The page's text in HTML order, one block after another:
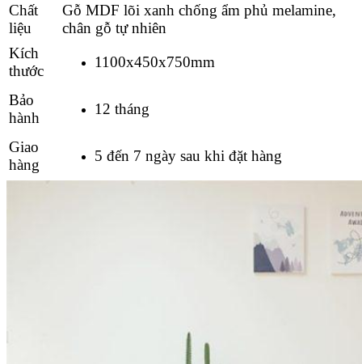
Chất
liệu
Gỗ MDF lõi xanh chống ẩm phủ melamine,
chân gỗ tự nhiên
Kích
thước
1100x450x750mm
Bảo
hành
12 tháng
Giao
hàng
5 đến 7 ngày sau khi đặt hàng